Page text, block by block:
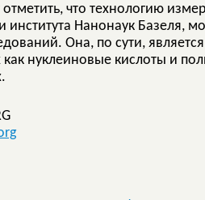
что технологию
Нанонаук Базеля,
Она, по сути,
нуклеиновые кислоты и